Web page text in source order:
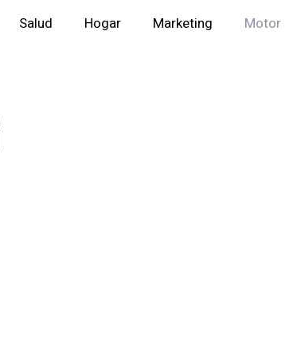
Salud Hogar Marketing Motor